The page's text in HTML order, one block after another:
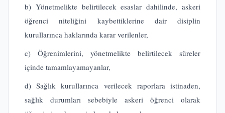
b) Yönetmelikte belirtilecek esaslar dahilinde, askeri
öğrenci niteliğini kaybettiklerine dair disiplin
kurullarınca haklarında karar verilenler,
c) Öğrenimlerini, yönetmelikte belirtilecek süreler
içinde tamamlayamayanlar,
d) Sağlık kurullarınca verilecek raporlara istinaden,
sağlık durumları sebebiyle askeri öğrenci olarak